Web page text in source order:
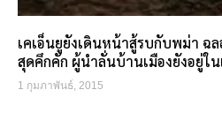
เคเอ็นยูยังเดินหน้าสู้รบกับพม่า ฉ
สุดคึกคัก ผู้นำลั่นบ้านเมืองยังอยู่ใน
1 กุมภาพันธ์, 2015